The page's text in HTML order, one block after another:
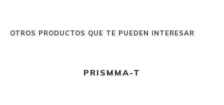
OTROS PRODUCTOS QUE TE PUEDEN INTERESAR
Leer más
PRISMMA-T